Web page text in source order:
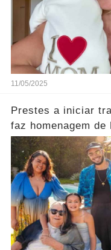
11/05/2025
Prestes a iniciar
faz homenagem